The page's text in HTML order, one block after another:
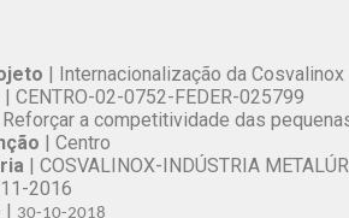
| Internacionalização da Cosvalinox
| CENTRO-02-0752-FEDER-025799
a competitividade das
| Centro
| COSVALINOX-INDÚSTRIA
2016
| 30-10-2018